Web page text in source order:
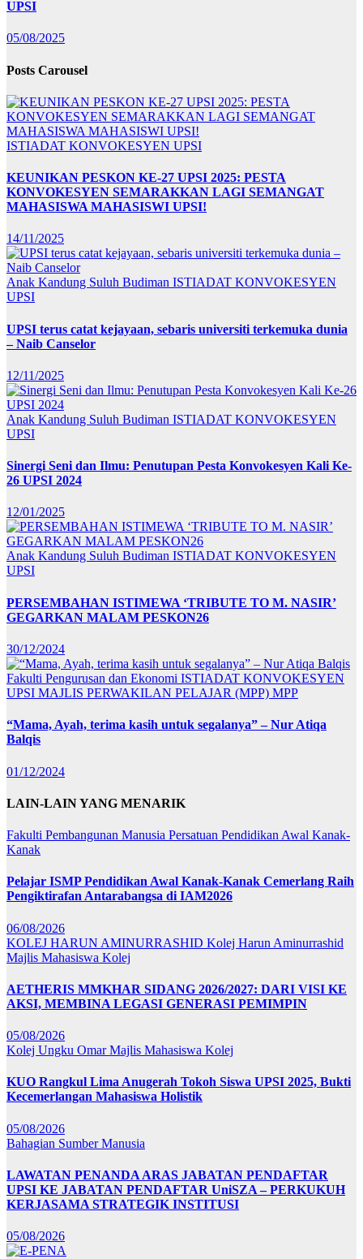
UPSI
05/08/2025
Posts Carousel
ISTIADAT KONVOKESYEN UPSI
KEUNIKAN PESKON KE-27 UPSI 2025: PESTA
KONVOKESYEN SEMARAKKAN LAGI SEMANGAT
MAHASISWA MAHASISWI UPSI!
14/11/2025
Anak Kandung Suluh Budiman ISTIADAT KONVOKESYEN
UPSI
UPSI terus catat kejayaan, sebaris universiti terkemuka dunia
– Naib Canselor
12/11/2025
Anak Kandung Suluh Budiman ISTIADAT KONVOKESYEN
UPSI
Sinergi Seni dan Ilmu: Penutupan Pesta Konvokesyen Kali Ke-
26 UPSI 2024
12/01/2025
Anak Kandung Suluh Budiman ISTIADAT KONVOKESYEN
UPSI
PERSEMBAHAN ISTIMEWA ‘TRIBUTE TO M. NASIR’
GEGARKAN MALAM PESKON26
30/12/2024
Fakulti Pengurusan dan Ekonomi ISTIADAT KONVOKESYEN
UPSI MAJLIS PERWAKILAN PELAJAR (MPP) MPP
“Mama, Ayah, terima kasih untuk segalanya” – Nur Atiqa
Balqis
01/12/2024
LAIN-LAIN YANG MENARIK
Fakulti Pembangunan Manusia Persatuan Pendidikan Awal Kanak-
Kanak
Pelajar ISMP Pendidikan Awal Kanak-Kanak Cemerlang Raih
Pengiktirafan Antarabangsa di IAM2026
06/08/2026
KOLEJ HARUN AMINURRASHID Kolej Harun Aminurrashid
Majlis Mahasiswa Kolej
AETHERIS MMKHAR SIDANG 2026/2027: DARI VISI KE
AKSI, MEMBINA LEGASI GENERASI PEMIMPIN
05/08/2026
Kolej Ungku OmarMajlis Mahasiswa Kolej
KUO Rangkul Lima Anugerah Tokoh Siswa UPSI 2025, Bukti
Kecemerlangan Mahasiswa Holistik
05/08/2026
Bahagian Sumber Manusia
LAWATAN PENANDA ARAS JABATAN PENDAFTAR
UPSI KE JABATAN PENDAFTAR UniSZA – PERKUKUH
KERJASAMA STRATEGIK INSTITUSI
05/08/2026